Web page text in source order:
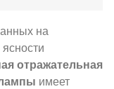
на
отражательная
имеет